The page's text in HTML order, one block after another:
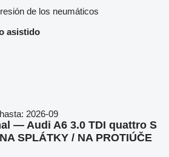
de los neumáticos
asistido
2026-09
— Audi A6 3.0 TDI quattro S
SPLÁTKY / NA PROTIÚČE